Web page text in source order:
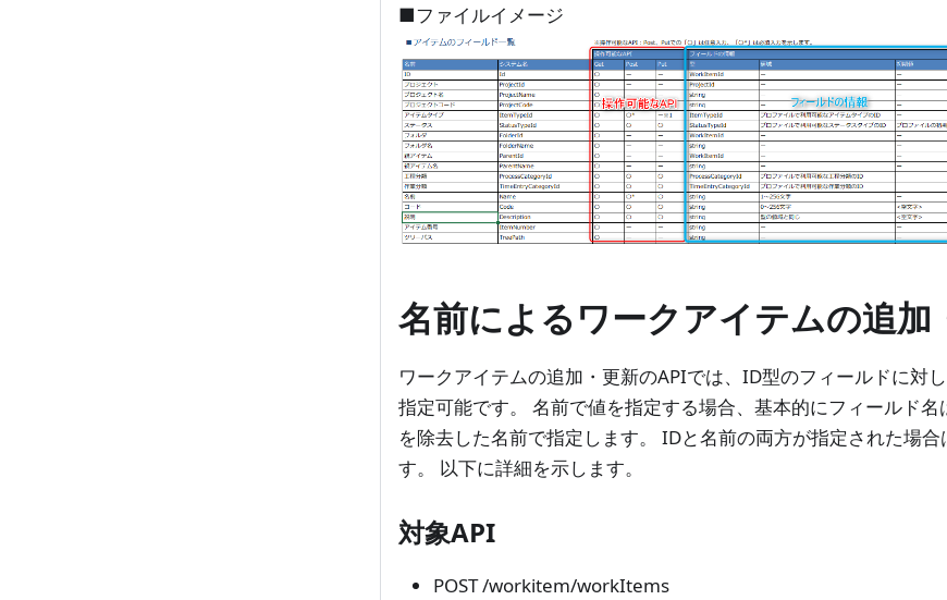
■ファイルイメージ
名前によるワークアイテムの追加
ワークアイテムの追加・更新のAPIでは、ID型のフィールドに対
指定可能です。 名前で値を指定する場合、基本的にフィールド
を除去した名前で指定します。 IDと名前の両方が指定された場
す。 以下に詳細を示します。
対象API
POST /workitem/workItems